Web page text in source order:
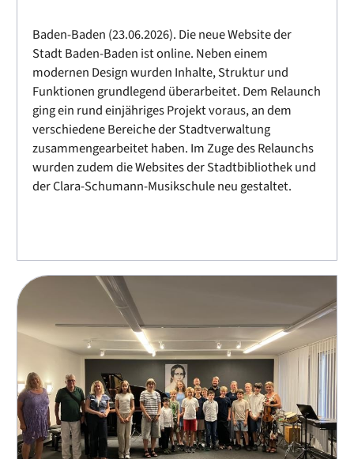
Baden-Baden (23.06.2026). Die neue Website der
Stadt Baden-Baden ist online. Neben einem
modernen Design wurden Inhalte, Struktur und
Funktionen grundlegend überarbeitet. Dem Relaunch
ging ein rund einjähriges Projekt voraus, an dem
verschiedene Bereiche der Stadtverwaltung
zusammengearbeitet haben. Im Zuge des Relaunchs
wurden zudem die Websites der Stadtbibliothek und
der Clara-Schumann-Musikschule neu gestaltet.